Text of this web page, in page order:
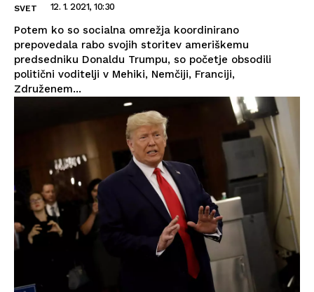
SVET 12. 1. 2021, 10:30
Potem ko so socialna omrežja koordinirano
prepovedala rabo svojih storitev ameriškemu
predsedniku Donaldu Trumpu, so početje obsodili
politični voditelji v Mehiki, Nemčiji, Franciji,
Združenem...